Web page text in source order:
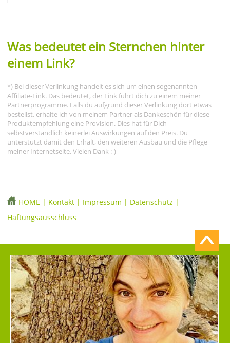
Was bedeutet ein Sternchen hinter
einem Link?
*) Bei dieser Verlinkung handelt es sich um einen sogenannten
Affiliate-Link. Das bedeutet, der Link führt dich zu einem meiner
Partnerprogramme. Falls du aufgrund dieser Verlinkung dort etwas
bestellst, erhalte ich von meinem Partner als Dankeschön für diese
Produktempfehlung eine Provision. Dies hat für Dich
selbstverständlich keinerlei Auswirkungen auf den Preis. Du
unterstützt damit den Erhalt, den weiteren Ausbau und die Pflege
meiner Internetseite. Vielen Dank :-)
HOME | Kontakt | Impressum | Datenschutz |
Haftungsausschluss